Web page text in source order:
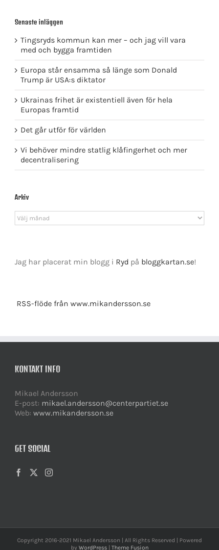
Senaste inläggen
Tingsryds kommun kan mer – och jag vill vara
med och bygga framtiden
Europa står ensamma så länge som Donald
Trump är USA:s diktator
Ukrainas frihet är existentiell även för hela
Europas framtid
Det går utför för världen
Vi behöver mindre statlig klåfingerhet och mer
decentralisering
Arkiv
Arkiv
Jag har placerat min blogg i Ryd på bloggkartan.se!
RSS-flöde från www.mikandersson.se
KONTAKT INFO
Mikael Andersson
E-post: mikael.andersson@centerpartiet.se
Web: www.mikandersson.se
GET SOCIAL
Copyright 2016-2021 Mikael Andersson | All Rights Reserved | Powered
by WordPress| Theme Fusion